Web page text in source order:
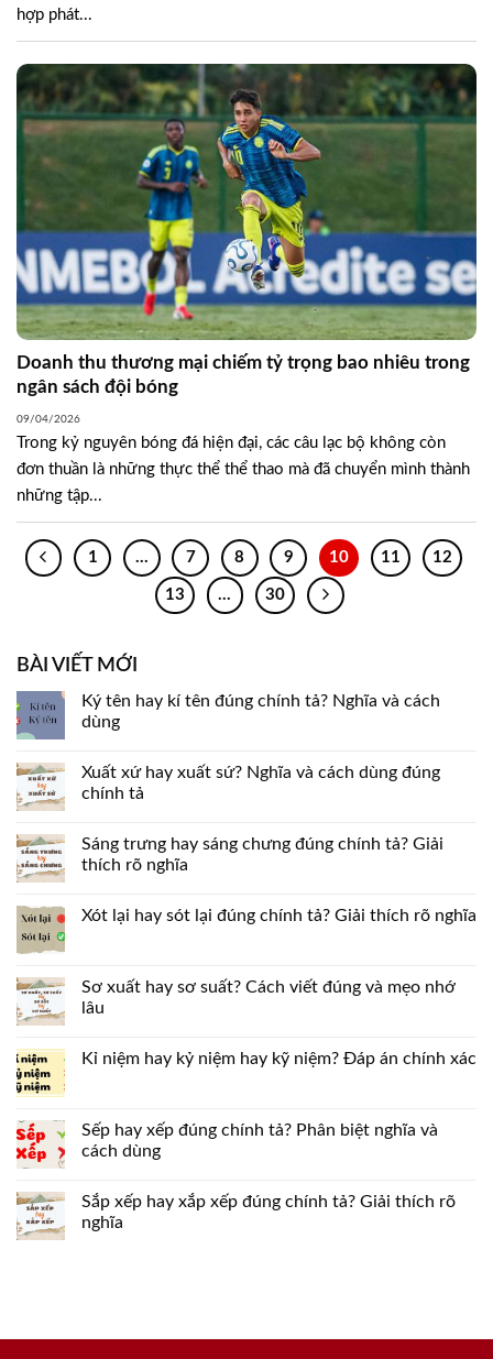
hợp phát...
Doanh thu thương mại chiếm tỷ trọng bao nhiêu trong
ngân sách đội bóng
09/04/2026
Trong kỷ nguyên bóng đá hiện đại, các câu lạc bộ không còn
đơn thuần là những thực thể thể thao mà đã chuyển mình thành
những tập...
1 … 7 8 9 10 11 12
13 … 30
BÀI VIẾT MỚI
Ký tên hay kí tên đúng chính tả? Nghĩa và cách
dùng
Xuất xứ hay xuất sứ? Nghĩa và cách dùng đúng
chính tả
Sáng trưng hay sáng chưng đúng chính tả? Giải
thích rõ nghĩa
Xót lại hay sót lại đúng chính tả? Giải thích rõ nghĩa
Sơ xuất hay sơ suất? Cách viết đúng và mẹo nhớ
lâu
Kỉ niệm hay kỷ niệm hay kỹ niệm? Đáp án chính xác
Sếp hay xếp đúng chính tả? Phân biệt nghĩa và
cách dùng
Sắp xếp hay xắp xếp đúng chính tả? Giải thích rõ
nghĩa